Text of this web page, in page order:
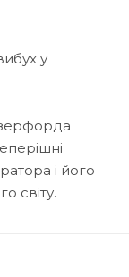
у
і його
світу.